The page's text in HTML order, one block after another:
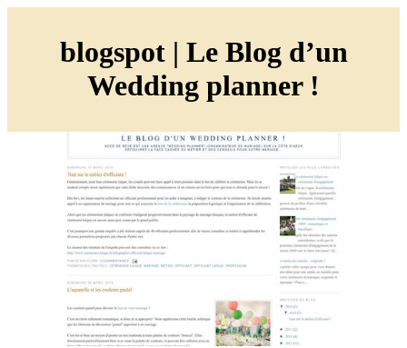
blogspot | Le Blog d’un
Wedding planner !